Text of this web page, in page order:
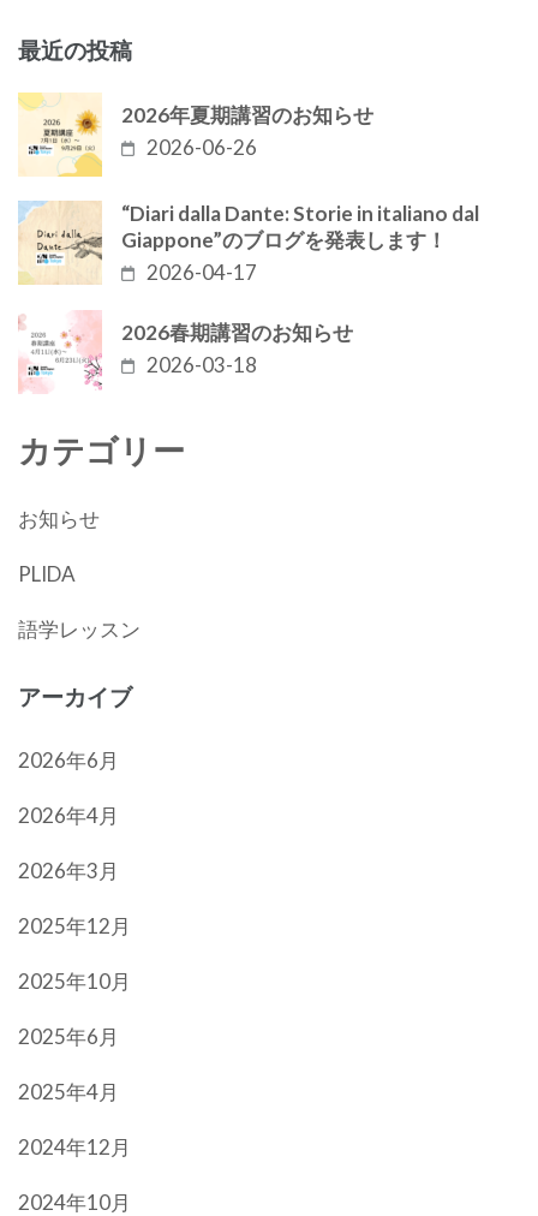
ゲ
ー
シ
ョ
ン
最近の投稿
2026年夏期講習のお知らせ
2026-06-26
“Diari dalla Dante: Storie in italiano dal
Giappone”のブログを発表します！
2026-04-17
2026春期講習のお知らせ
2026-03-18
カテゴリー
お知らせ
PLIDA
語学レッスン
アーカイブ
2026年6月
2026年4月
2026年3月
2025年12月
2025年10月
2025年6月
2025年4月
2024年12月
2024年10月